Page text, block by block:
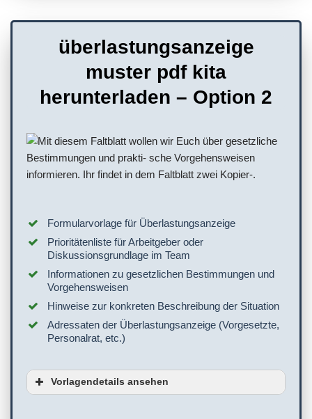
überlastungsanzeige
muster pdf kita
herunterladen – Option 2
Formularvorlage für Überlastungsanzeige
Prioritätenliste für Arbeitgeber oder
Diskussionsgrundlage im Team
Informationen zu gesetzlichen Bestimmungen und
Vorgehensweisen
Hinweise zur konkreten Beschreibung der Situation
Adressaten der Überlastungsanzeige (Vorgesetzte,
Personalrat, etc.)
Vorlagendetails ansehen